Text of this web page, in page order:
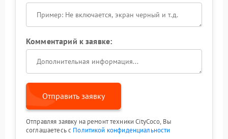
Комментарий к заявке:
Отправить заявку
Отправляя заявку на ремонт техники CityCoco, Вы
соглашаетесь с Политикой конфиденциальности